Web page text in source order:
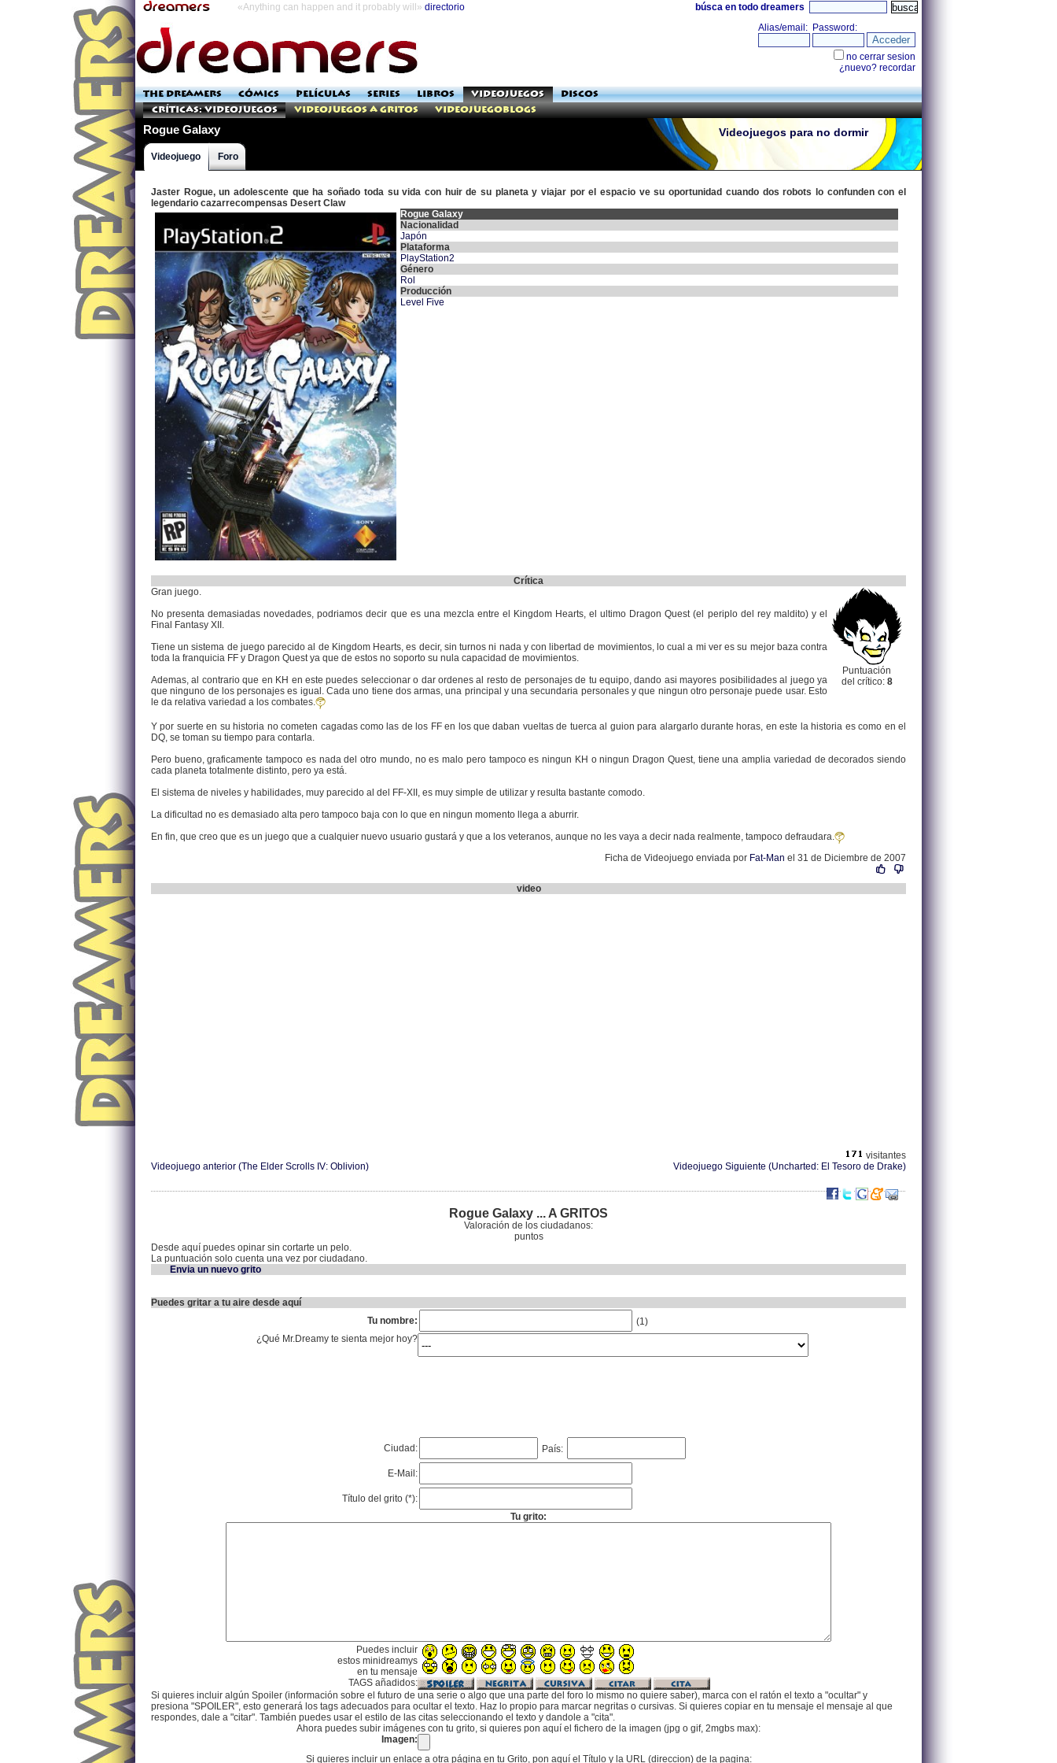
«Anything can happen and it probably will» directorio búsca en todo dreamers
THE DREAMERS CÓMICS PELÍCULAS SERIES LIBROS VIDEOJUEGOS
DISCOS
Críticas: Videojuegos
Videojuegos a Gritos Videojuegoblogs
Rogue Galaxy Videojuegos para no dormir
Videojuego Foro
Jaster Rogue, un adolescente que ha soñado toda su vida con huir de su planeta y viajar por el espacio ve su oportunidad cuando dos robots lo confunden con el
legendario cazarrecompensas Desert Claw
Rogue Galaxy
Nacionalidad
Japón
Plataforma
PlayStation2
Género
Rol
Producción
Level Five
Crítica
Puntuación
del crítico: 8
Gran juego.
No presenta demasiadas novedades, podriamos decir que es una mezcla entre el Kingdom Hearts, el ultimo Dragon Quest (el periplo del rey maldito) y el
Final Fantasy XII.
Tiene un sistema de juego parecido al de Kingdom Hearts, es decir, sin turnos ni nada y con libertad de movimientos, lo cual a mi ver es su mejor baza contra
toda la franquicia FF y Dragon Quest ya que de estos no soporto su nula capacidad de movimientos.
Ademas, al contrario que en KH en este puedes seleccionar o dar ordenes al resto de personajes de tu equipo, dando asi mayores posibilidades al juego ya
que ninguno de los personajes es igual. Cada uno tiene dos armas, una principal y una secundaria personales y que ningun otro personaje puede usar. Esto
le da relativa variedad a los combates.
Y por suerte en su historia no cometen cagadas como las de los FF en los que daban vueltas de tuerca al guion para alargarlo durante horas, en este la historia es como en el
DQ, se toman su tiempo para contarla.
Pero bueno, graficamente tampoco es nada del otro mundo, no es malo pero tampoco es ningun KH o ningun Dragon Quest, tiene una amplia variedad de decorados siendo
cada planeta totalmente distinto, pero ya está.
El sistema de niveles y habilidades, muy parecido al del FF-XII, es muy simple de utilizar y resulta bastante comodo.
La dificultad no es demasiado alta pero tampoco baja con lo que en ningun momento llega a aburrir.
En fin, que creo que es un juego que a cualquier nuevo usuario gustará y que a los veteranos, aunque no les vaya a decir nada realmente, tampoco defraudara.
Ficha de Videojuego enviada por Fat-Man el 31 de Diciembre de 2007
video
visitantes
Videojuego anterior (The Elder Scrolls IV: Oblivion)
Videojuego Siguiente (Uncharted: El Tesoro de Drake)
Rogue Galaxy ... A GRITOS
Valoración de los ciudadanos:
puntos
Desde aquí puedes opinar sin cortarte un pelo.
La puntuación solo cuenta una vez por ciudadano.
Envia un nuevo grito
Puedes gritar a tu aire desde aquí
Tu nombre:
(1)
¿Qué Mr.Dreamy te sienta mejor hoy?
Ciudad: País:
E-Mail:
Título del grito (*):
Tu grito:
Puedes incluir
estos minidreamys
en tu mensaje
TAGS añadidos:
Si quieres incluir algún Spoiler (información sobre el futuro de una serie o algo que una parte del foro lo mismo no quiere saber), marca con el ratón el texto a "ocultar" y
presiona "SPOILER", esto generará los tags adecuados para ocultar el texto. Haz lo propio para marcar negritas o cursivas. Si quieres copiar en tu mensaje el mensaje al que
respondes, dale a "citar". También puedes usar el estilo de las citas seleccionando el texto y dandole a "cita".
Ahora puedes subir imágenes con tu grito, si quieres pon aquí el fichero de la imagen (jpg o gif, 2mgbs max):
Imagen:
Si quieres incluir un enlace a otra página en tu Grito, pon aquí el Título y la URL (direccion) de la pagina: